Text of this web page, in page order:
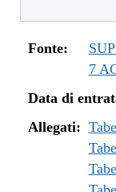
Fonte:
7
Data di
Allegati: